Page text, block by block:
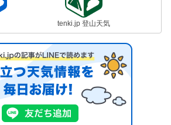
tenki.jp 登山天気